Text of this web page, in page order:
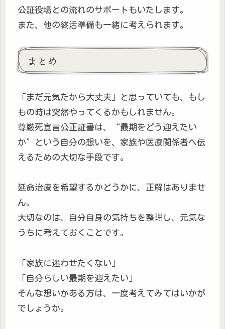
公証役場との流れのサポートもいたします。
また、他の終活準備も一緒に考えられます。
まとめ
「まだ元気だから大丈夫」と思っていても、もし
もの時は突然やってくるかもしれません。
尊厳死宣言公正証書は、“最期をどう迎えたい
か”という自分の想いを、家族や医療関係者へ伝
えるための大切な手段です。
延命治療を希望するかどうかに、正解はありませ
ん。
大切なのは、自分自身の気持ちを整理し、元気な
うちに考えておくことです。
「家族に迷わせたくない」
「自分らしい最期を迎えたい」
そんな想いがある方は、一度考えてみてはいかが
でしょうか。